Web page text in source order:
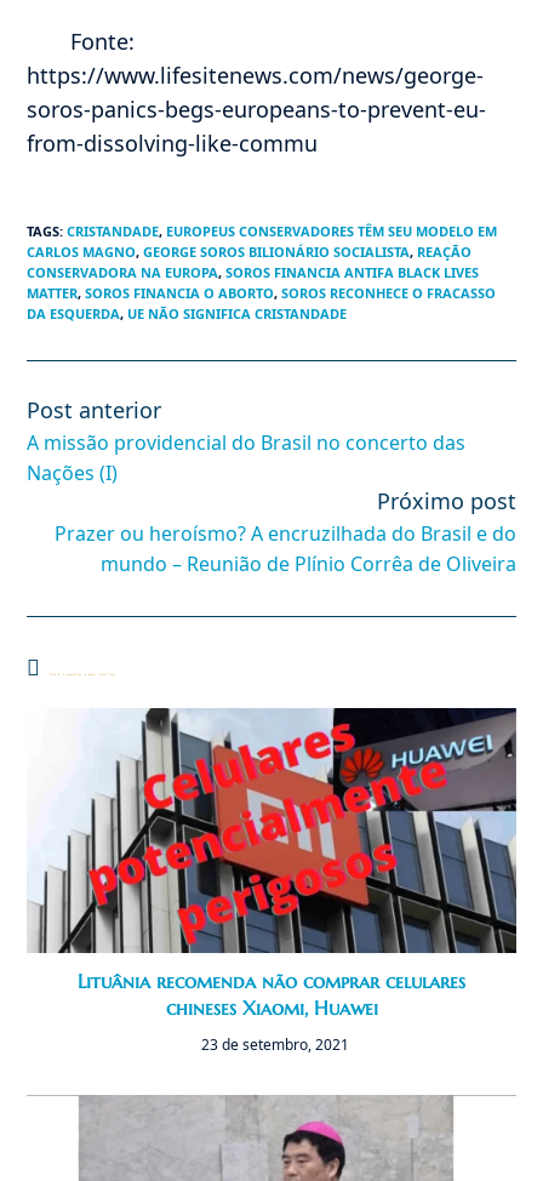
Fonte:
https://www.lifesitenews.com/news/george-
soros-panics-begs-europeans-to-prevent-eu-
from-dissolving-like-commu
TAGS:CRISTANDADE, EUROPEUS CONSERVADORES TÊM SEU MODELO EM
CARLOS MAGNO, GEORGE SOROS BILIONÁRIO SOCIALISTA, REAÇÃO
CONSERVADORA NA EUROPA, SOROS FINANCIA ANTIFA BLACK LIVES
MATTER, SOROS FINANCIA O ABORTO, SOROS RECONHECE O FRACASSO
DA ESQUERDA, UE NÃO SIGNIFICA CRISTANDADE
Leia
mais
artigos
Post anterior
A missão providencial do Brasil no concerto das
Nações (I)
Próximo post
Prazer ou heroísmo? A encruzilhada do Brasil e do
mundo – Reunião de Plínio Corrêa de Oliveira
Você também pode gostar
Lituânia recomenda não comprar celulares
chineses Xiaomi, Huawei
23 de setembro, 2021